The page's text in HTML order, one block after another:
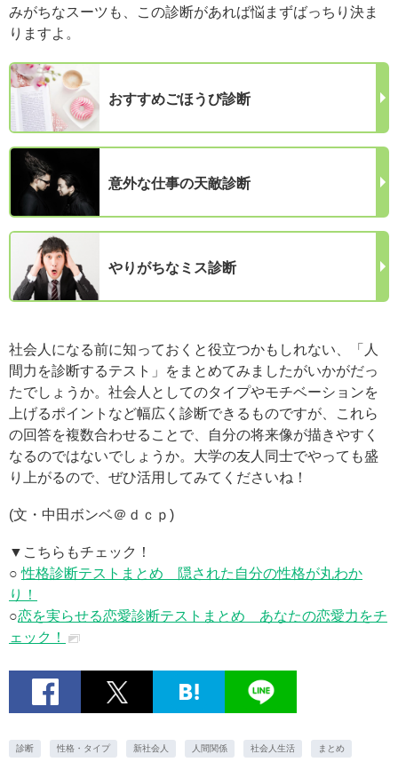
みがちなスーツも、この診断があれば悩まずばっちり決ま
りますよ。
おすすめごほうび診断
意外な仕事の天敵診断
やりがちなミス診断
社会人になる前に知っておくと役立つかもしれない、「人
間力を診断するテスト」をまとめてみましたがいかがだっ
たでしょうか。社会人としてのタイプやモチベーションを
上げるポイントなど幅広く診断できるものですが、これら
の回答を複数合わせることで、自分の将来像が描きやすく
なるのではないでしょうか。大学の友人同士でやっても盛
り上がるので、ぜひ活用してみてくださいね！
(文・中田ボンベ＠ｄｃｐ)
▼こちらもチェック！
○性格診断テストまとめ 隠された自分の性格が丸わか
り！
○恋を実らせる恋愛診断テストまとめ あなたの恋愛力をチ
ェック！
診断 性格・タイプ 新社会人 人間関係 社会人生活 まとめ